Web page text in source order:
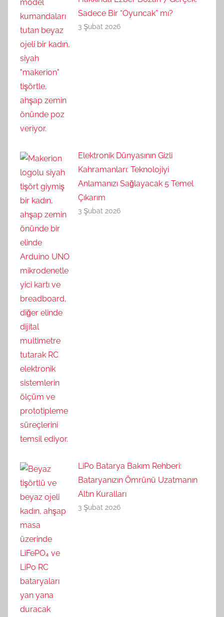
Sadece Bir “Oyuncak” mı?
3 Şubat 2026
Elektronik Dünyasının Gizli
Kahramanları: Teknolojiyi
Anlamanızı Sağlayacak 5 Temel
Çıkarım
3 Şubat 2026
LiPo Batarya Bakım Rehberi:
Bataryanızın Ömrünü Uzatmanın
Altın Kuralları
3 Şubat 2026